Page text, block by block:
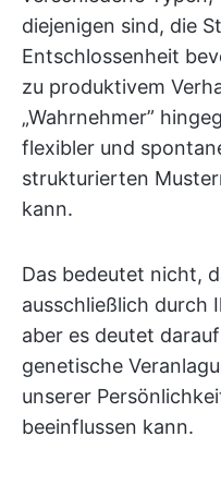
diejenigen sind, die
Entschlossenheit
zu produktivem
„Wahrnehmer”
flexibler und
strukturierten
kann.
Das bedeutet nicht,
ausschließlich durch
aber es deutet
genetische
unserer
beeinflussen kann.